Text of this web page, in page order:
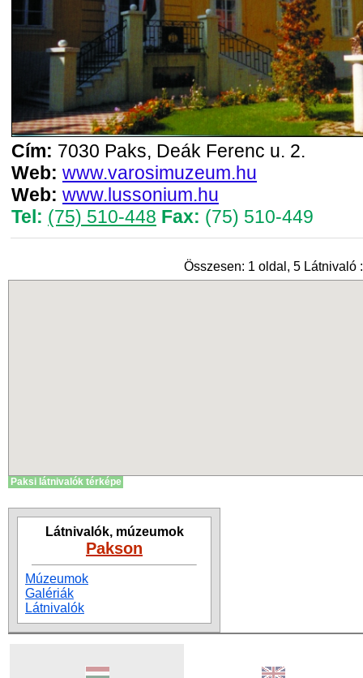
Cím: 7030 Paks, Deák Ferenc u. 2.
Web: www.varosimuzeum.hu
Web: www.lussonium.hu
Tel: (75) 510-448 Fax: (75) 510-449
Összesen: 1 oldal, 5 Látnivaló :
Paksi látnivalók térképe
Látnivalók, múzeumok
Pakson
Múzeumok
Galériák
Látnivalók